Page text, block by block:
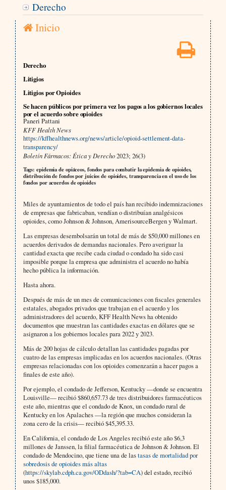
Derecho
Inicio
Derecho
Litigios
Litigios por Opioides
Se hacen públicos por primera vez los pagos a los gobiernos locales
por el acuerdo sobre opioides
Paneri Pattani
KFF Health News
https://kffhealthnews.org/news/article/opioid-settlement-data-
transparency/
Boletín Fármacos: Ética y Derecho2023; 26(3)
Tags: epidemia de opiáceos, fondos para combatir la epidemia de opioides,
distribución de fondos por juicios de opioides, transparencia en el uso de los
fondos por acuerdos de opioides
Miles de ayuntamientos de todo el país han recibido indemnizaciones
de empresas que fabricaban, vendían o distribuían analgésicos
opioides, como Johnson & Johnson, AmerisourceBergen y Walmart.
Las empresas desembolsarán un total de más de $50,000 millones en
acuerdos derivados de demandas nacionales. Pero averiguar la
cantidad exacta que recibe cada ciudad o condado ha sido casi
imposible porque la empresa que administra el acuerdo no había
hecho pública la información.
Hasta ahora.
Después de más de un mes de comunicaciones con fiscales generales
estatales, abogados privados que trabajan en el acuerdo y los
administradores del acuerdo, KFF Health News ha obtenido
documentos que muestran las cantidades exactas en dólares que se
asignaron a los gobiernos locales para 2022 y 2023.
Más de 200 hojas de cálculo detallan las cantidades pagadas por
cuatro de las empresas implicadas en los acuerdos nacionales. (Otras
empresas relacionadas con los opioides comenzarán a hacer pagos a
finales de este año).
Por ejemplo, el condado de Jefferson, Kentucky —donde se encuentra
Louisville— recibió $860,657.73 de tres distribuidores farmacéuticos
este año, mientras que el condado de Knox, un condado rural de
Kentucky en los Apalaches —la región que muchos consideran la
zona cero de la crisis— recibió $45,395.33.
En California, el condado de Los Angeles recibió este año $6,3
millones de Janssen, la filial farmacéutica de Johnson & Johnson. El
condado de Mendocino, que tiene una de lastasas de mortalidad por
sobredosis de opioides más altas
(https://skylab.cdph.ca.gov/ODdash/?tab=CA) del estado, recibió
unos $185,000.